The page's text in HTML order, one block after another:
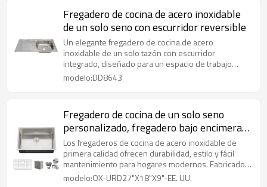
Fregadero de cocina de acero inoxidable
de un solo seno con escurridor reversible
Un elegante fregadero de cocina de acero
inoxidable de un solo tazón con escurridor
integrado, diseñado para un espacio de trabajo
limpio y eficiente.
modelo:DD8643
Fregadero de cocina de un solo seno
personalizado, fregadero bajo encimera
de acero inoxidable n.° 16
Los fregaderos de cocina de acero inoxidable de
primera calidad ofrecen durabilidad, estilo y fácil
mantenimiento para hogares modernos. Fabricados
en acero inoxidable de grado 304 (18/8 o 18/10),
modelo:OX-URD27"X18"X9"-EE. UU.